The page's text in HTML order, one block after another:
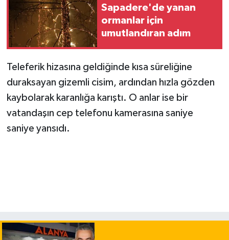
Sapadere'de yanan
ormanlar için
umutlandıran adım
Teleferik hizasına geldiğinde kısa süreliğine
duraksayan gizemli cisim, ardından hızla gözden
kaybolarak karanlığa karıştı. O anlar ise bir
vatandaşın cep telefonu kamerasına saniye
saniye yansıdı.